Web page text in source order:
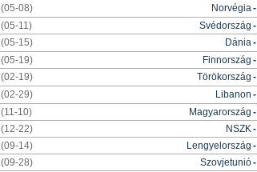
(05-08) Norvégia-
(05-11) Svédország -
(05-15) Dánia-
(05-19) Finnország -
(02-19) Törökország -
(02-29) Libanon -
(11-10) Magyarország -
(12-22) NSZK-
(09-14) Lengyelország -
(09-28) Szovjetunió-